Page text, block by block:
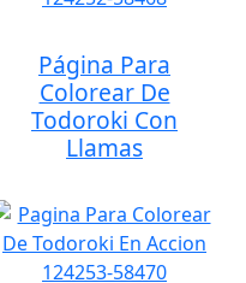
Página Para
Colorear De
Todoroki Con
Llamas